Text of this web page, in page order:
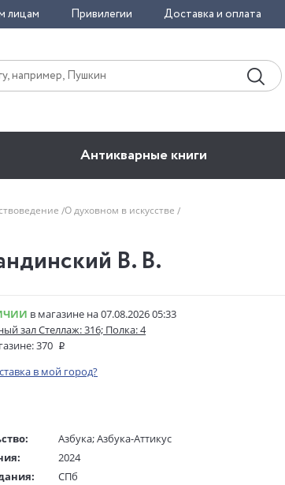
лицам Привилегии Доставка и оплата
Антикварные книги
О духовном в искусстве
В. В.
в магазине на 07.08.2026 05:33
зал Стеллаж: 316; Полка: 4
370
в мой город?
Азбука;Азбука-Аттикус
2024
СПб